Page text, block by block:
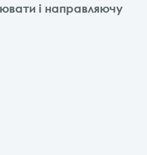
і направляючу